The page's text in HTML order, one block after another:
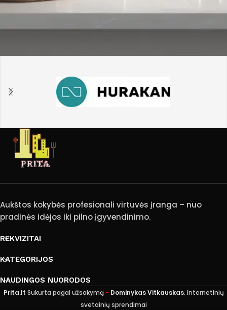
Aukštos kokybės profesionali virtuvės įranga – nuo
pradinės idėjos iki pilno įgyvendinimo.
REKVIZITAI
KATEGORIJOS
NAUDINGOS NUORODOS
Prita.lt Sukurta pagal užsakymą - Dominykas Vitkauskas. Internetinių
svetainių sprendimai